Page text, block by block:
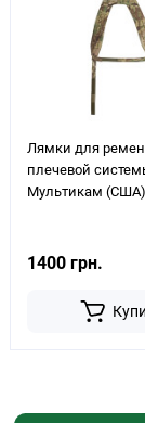
Лямки для
плечевой
Мультикам (США)
1400 грн.